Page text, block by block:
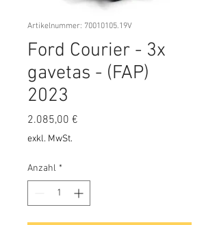
Artikelnummer: 70010105.19V
Ford Courier - 3x
gavetas - (FAP)
2023
2.085,00 €
exkl. MwSt.
Anzahl *